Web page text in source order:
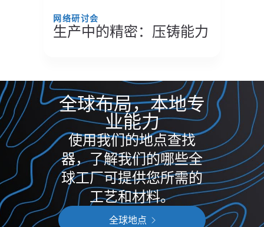
网络研讨会
生产中的精密：压铸能力
全球布局，本地专
业能力
使用我们的地点查找
器，了解我们的哪些全
球工厂可提供您所需的
工艺和材料。
全球地点